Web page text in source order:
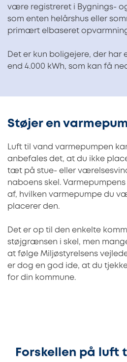
være registreret i Bygnings-
som enten helårshus eller
primært elbaseret
Det er kun boligejere, der har
end 4.000 kWh, som kan få
Støjer en
Luft til vand varmepumpen
anbefales det, at du ikke
tæt på stue- eller
naboens skel.
af, hvilken varmepumpe du
placerer den.
Det er op til den enkelte
støjgrænsen i skel, men
at følge Miljøstyrelsens
er dog en god ide, at du
for din kommune.
Forskellen på luft